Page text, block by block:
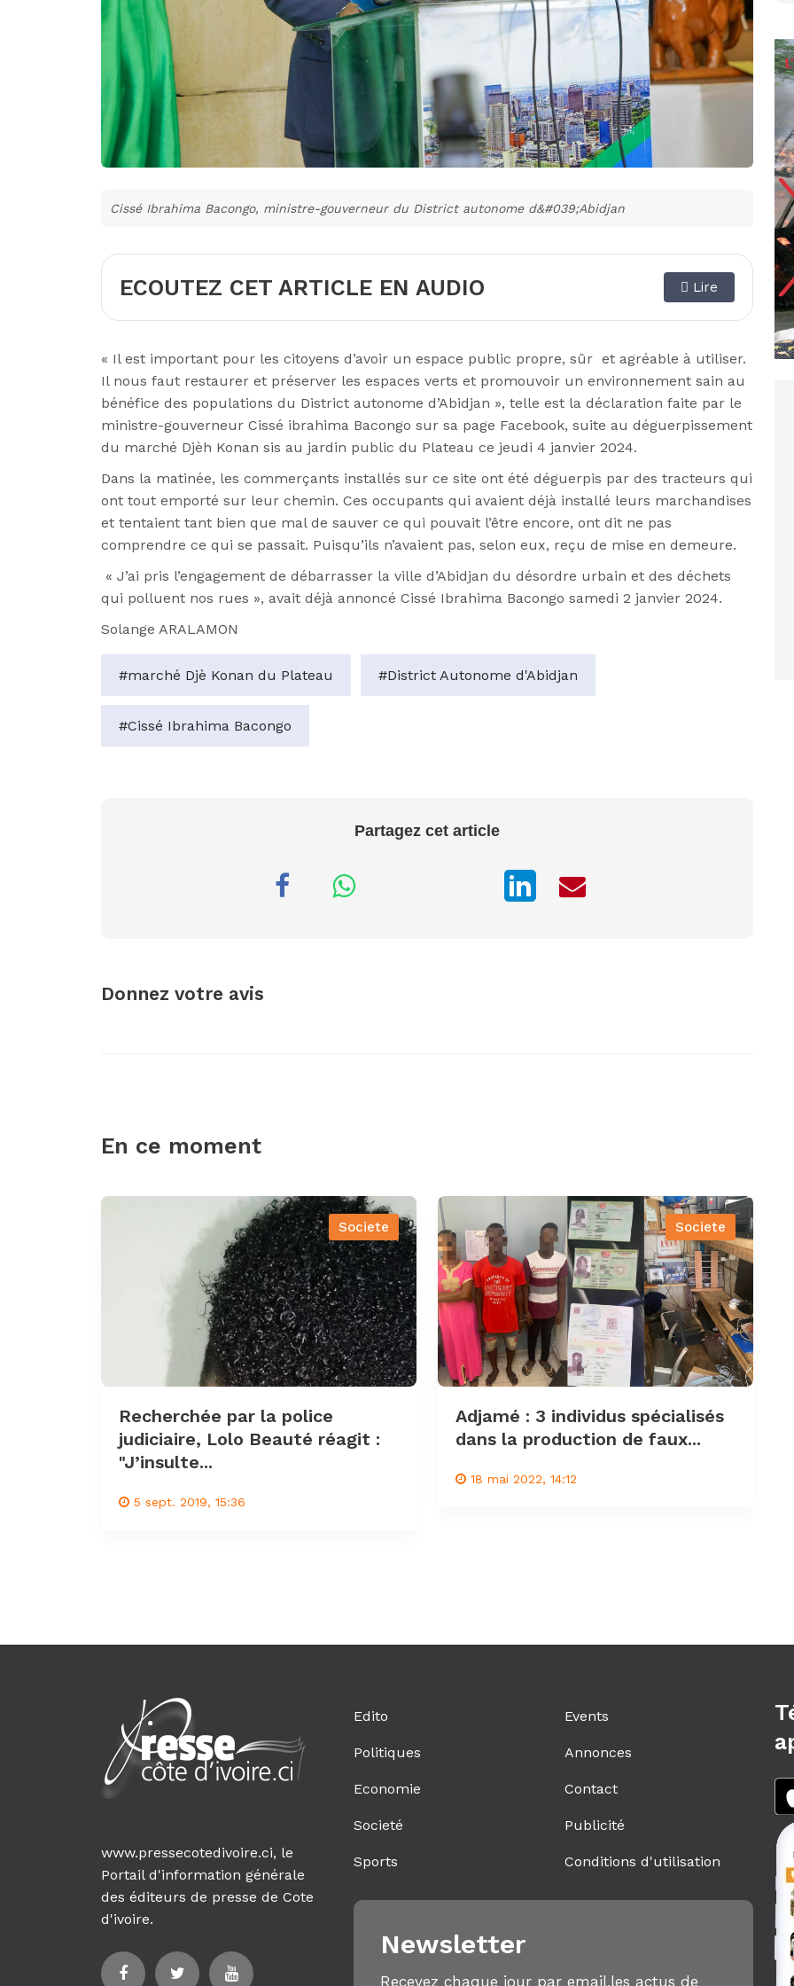
Cissé Ibrahima Bacongo, ministre-gouverneur du District autonome d&#039;Abidjan
ECOUTEZ CET ARTICLE EN AUDIO Lire
« Il est important pour les citoyens d’avoir un espace public propre, sûr et agréable à utiliser.
Il nous faut restaurer et préserver les espaces verts et promouvoir un environnement sain au
bénéfice des populations du District autonome d’Abidjan », telle est la déclaration faite par le
ministre-gouverneur Cissé ibrahima Bacongo sur sa page Facebook, suite au déguerpissement
du marché Djèh Konan sis au jardin public du Plateau ce jeudi 4 janvier 2024.
Dans la matinée, les commerçants installés sur ce site ont été déguerpis par des tracteurs qui
ont tout emporté sur leur chemin. Ces occupants qui avaient déjà installé leurs marchandises
et tentaient tant bien que mal de sauver ce qui pouvait l’être encore, ont dit ne pas
comprendre ce qui se passait. Puisqu’ils n’avaient pas, selon eux, reçu de mise en demeure.
« J’ai pris l’engagement de débarrasser la ville d’Abidjan du désordre urbain et des déchets
qui polluent nos rues », avait déjà annoncé Cissé Ibrahima Bacongo samedi 2 janvier 2024.
Solange ARALAMON
#marché Djè Konan du Plateau #District Autonome d'Abidjan
#Cissé Ibrahima Bacongo
Partagez cet article
Donnez votre avis
En ce moment
Societe
Recherchée par la police
judiciaire, Lolo Beauté réagit :
"J’insulte...
5 sept. 2019, 15:36
Societe
Adjamé : 3 individus spécialisés
dans la production de faux...
18 mai 2022, 14:12
www.pressecotedivoire.ci, le
Portail d'information générale
des éditeurs de presse de Cote
d'ivoire.
Edito
Politiques
Economie
Societé
Sports
Events
Annonces
Contact
Publicité
Conditions d'utilisation
Newsletter
Recevez chaque jour par email,les actus de